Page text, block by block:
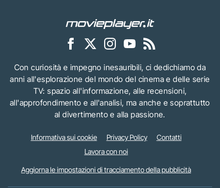
Con curiosità e impegno inesauribili, ci dedichiamo da
anni all'esplorazione del mondo del cinema e delle serie
TV: spazio all'informazione, alle recensioni,
all'approfondimento e all'analisi, ma anche e soprattutto
al divertimento e alla passione.
Informativa sui cookie Privacy Policy
Contatti
Lavora con noi
Aggiorna le impostazioni di tracciamento della pubblicità